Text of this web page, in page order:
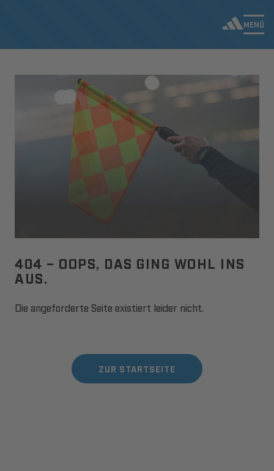
MENÜ
404 – OOPS, DAS GING WOHL INS
AUS.
Die angeforderte Seite existiert leider nicht.
ZUR STARTSEITE